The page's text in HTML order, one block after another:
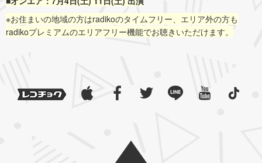
※お住まいの地域の方はradikoのタイムフリー、エリア外の方も
radikoプレミアムのエリアフリー機能でお聴きいただけます。